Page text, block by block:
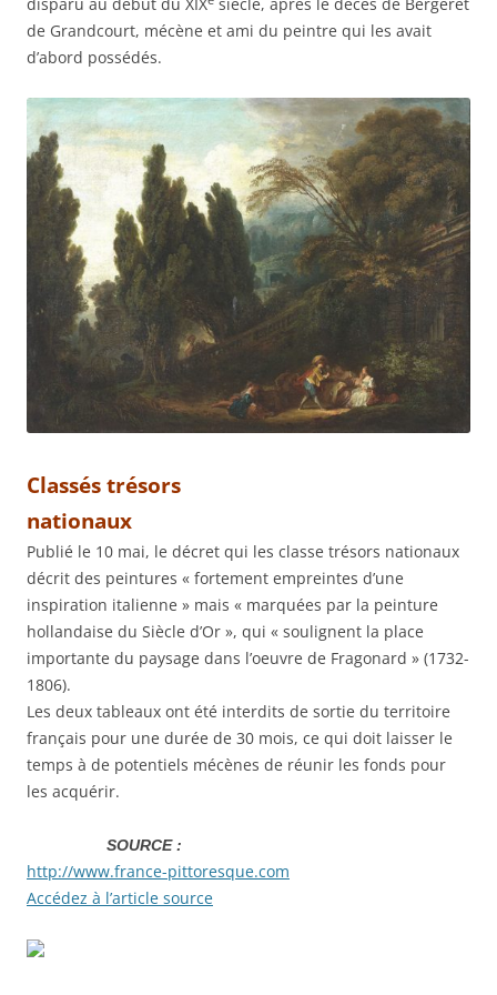
disparu au début du XIX siècle, après le décès de Bergeret
de Grandcourt, mécène et ami du peintre qui les avait
d’abord possédés.
Classés trésors
nationaux
Publié le 10 mai, le décret qui les classe trésors nationaux
décrit des peintures « fortement empreintes d’une
inspiration italienne » mais « marquées par la peinture
hollandaise du Siècle d’Or », qui « soulignent la place
importante du paysage dans l’oeuvre de Fragonard » (1732-
1806).
Les deux tableaux ont été interdits de sortie du territoire
français pour une durée de 30 mois, ce qui doit laisser le
temps à de potentiels mécènes de réunir les fonds pour
les acquérir.
SOURCE :
http://www.france-pittoresque.com
Accédez à l’article source